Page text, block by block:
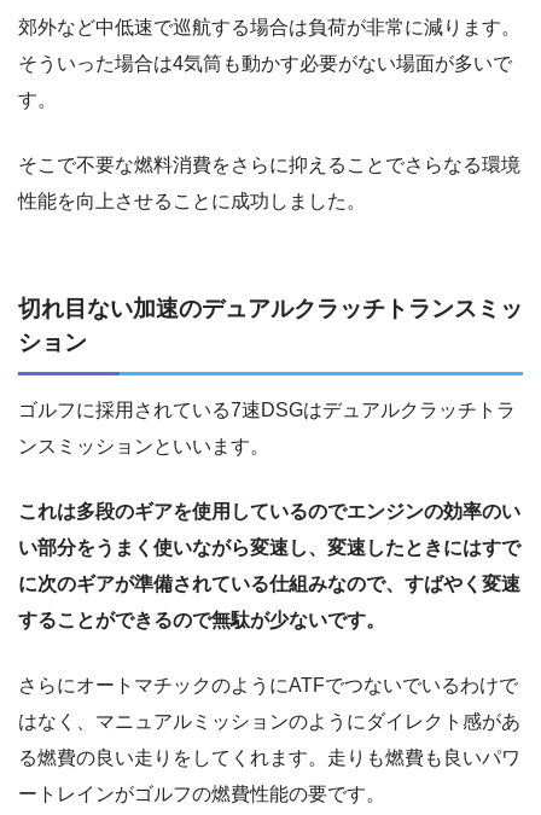
郊外など中低速で巡航する場合は負荷が非常に減ります。
そういった場合は4気筒も動かす必要がない場面が多いで
す。
そこで不要な燃料消費をさらに抑えることでさらなる環境
性能を向上させることに成功しました。
切れ目ない加速のデュアルクラッチトランスミッ
ション
ゴルフに採用されている7速DSGはデュアルクラッチトラ
ンスミッションといいます。
これは多段のギアを使用しているのでエンジンの効率のい
い部分をうまく使いながら変速し、変速したときにはすで
に次のギアが準備されている仕組みなので、すばやく変速
することができるので無駄が少ないです。
さらにオートマチックのようにATFでつないでいるわけで
はなく、マニュアルミッションのようにダイレクト感があ
る燃費の良い走りをしてくれます。走りも燃費も良いパワ
ートレインがゴルフの燃費性能の要です。